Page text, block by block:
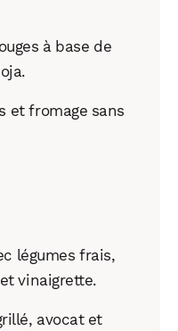
à base de
et fromage sans
légumes frais,
vinaigrette.
avocat et